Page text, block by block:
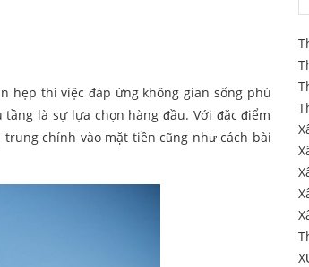
hẹp thì việc đáp ứng không gian sống phù
là sự lựa chọn hàng đầu. Với đặc điểm
chính vào mặt tiền cũng như cách bài